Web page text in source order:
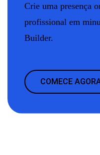
Crie uma presença
profissional em
Builder.
COMECE